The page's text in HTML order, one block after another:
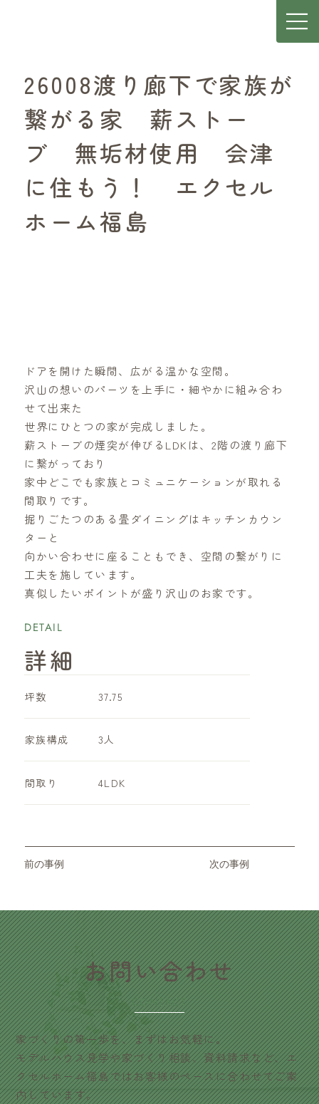
前の事例 次の事例
ドアを開けた瞬間、広がる温かな空間。
沢山の想いのパーツを上手に・細やかに組み合わ
せて出来た
世界にひとつの家が完成しました。
薪ストーブの煙突が伸びるLDKは、2階の渡り廊下
に繋がっており
家中どこでも家族とコミュニケーションが取れる
間取りです。
掘りごたつのある畳ダイニングはキッチンカウン
ターと
向かい合わせに座ることもでき、空間の繋がりに
工夫を施しています。
真似したいポイントが盛り沢山のお家です。
DETAIL
詳細
坪数 37.75
家族構成 3人
​間取り 4LDK
26008渡り廊下で家族が
繋がる家 薪ストー
ブ 無垢材使用 会津
に住もう！ エクセル
ホーム福島
​お問い合わせ
CONTACT
家づくりの第一歩を、まずはお気軽に。
モデルハウス見学や家づくり相談、資料請求など、エ
クセルホーム福島ではお客様のペースに合わせてご案
内しています。